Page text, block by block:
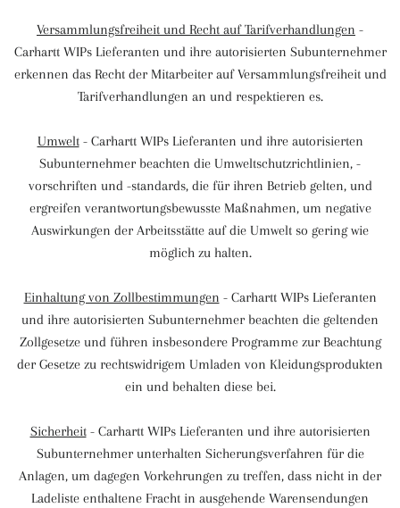
Versammlungsfreiheit und Recht auf Tarifverhandlungen -
Carhartt WIPs Lieferanten und ihre autorisierten Subunternehmer
erkennen das Recht der Mitarbeiter auf Versammlungsfreiheit und
Tarifverhandlungen an und respektieren es.
Umwelt- Carhartt WIPs Lieferanten und ihre autorisierten
Subunternehmer beachten die Umweltschutzrichtlinien, -
vorschriften und -standards, die für ihren Betrieb gelten, und
ergreifen verantwortungsbewusste Maßnahmen, um negative
Auswirkungen der Arbeitsstätte auf die Umwelt so gering wie
möglich zu halten.
Einhaltung von Zollbestimmungen - Carhartt WIPs Lieferanten
und ihre autorisierten Subunternehmer beachten die geltenden
Zollgesetze und führen insbesondere Programme zur Beachtung
der Gesetze zu rechtswidrigem Umladen von Kleidungsprodukten
ein und behalten diese bei.
Sicherheit- Carhartt WIPs Lieferanten und ihre autorisierten
Subunternehmer unterhalten Sicherungsverfahren für die
Anlagen, um dagegen Vorkehrungen zu treffen, dass nicht in der
Ladeliste enthaltene Fracht in ausgehende Warensendungen